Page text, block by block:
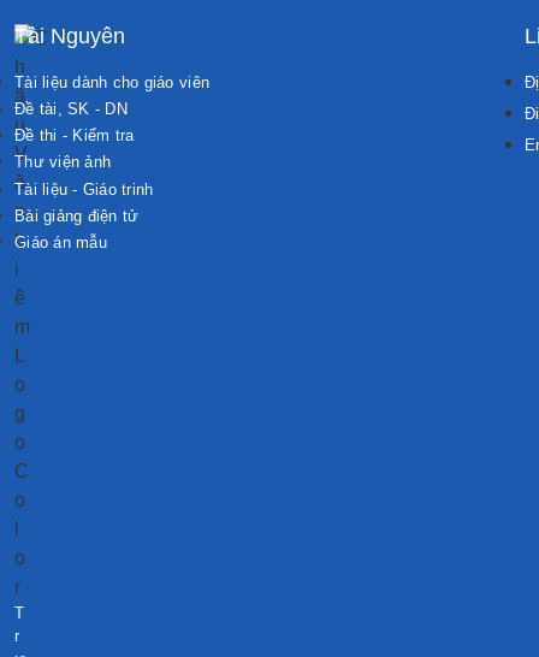
T
r
Tài Nguyên
Tài liệu dành cho giáo viên
Đề tài, SK - DN
Đề thi - Kiểm tra
Thư viện ảnh
Tài liệu - Giáo trinh
Bài giảng điện tử
Giáo án mẫu